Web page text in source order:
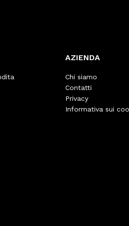
AZIENDA
Chi siamo
Contatti
Privacy
Informativa sui